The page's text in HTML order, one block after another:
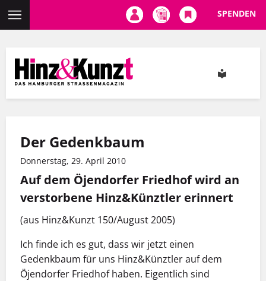
Inhalt
SPENDEN
Der Gedenkbaum
Donnerstag, 29. April 2010
Auf dem Öjendorfer Friedhof wird an
verstorbene Hinz&Künztler erinnert
(aus Hinz&Kunzt 150/August 2005)
Ich finde ich es gut, dass wir jetzt einen
Gedenkbaum für uns Hinz&Künztler auf dem
Öjendorfer Friedhof haben. Eigentlich sind